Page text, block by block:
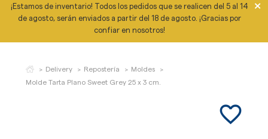
¡Estamos de inventario! Todos los pedidos que se realicen del 5 al 14
de agosto, serán enviados a partir del 18 de agosto. ¡Gracias por
confiar en nosotros!
×
Delivery Repostería
Moldes
Molde Tarta Plano Sweet Grey 25 x 3 cm.
favorite_border